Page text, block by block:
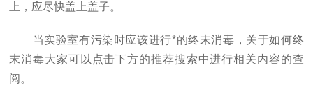
上，应尽快盖上盖子。
当实验室有污染时应该进行*的终末消毒，关于如何终
末消毒大家可以点击下方的推荐搜索中进行相关内容的查
阅。